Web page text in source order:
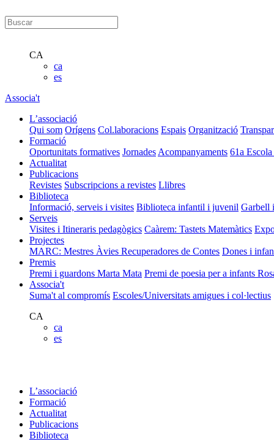
CA
ca
es
Associa't
L’associació
Qui som Orígens Col.laboracions Espais Organització
Formació
Oportunitats formatives Jornades Acompanyaments 61a Escola
Actualitat
Publicacions
Revistes Subscripcions a revistes Llibres
Biblioteca
Informació, serveis i visites Biblioteca infantil i juvenil Garbell
Serveis
Visites i Itineraris pedagògics Caàrem: Tastets Matemàtics
Projectes
MARC: Mestres Àvies Recuperadores de Contes Dones i
Premis
Premi i guardons Marta Mata Premi de poesia per a infants
Associa't
Suma't al compromís Escoles/Universitats amigues i col·lectius
CA
ca
es
L’associació
Formació
Actualitat
Publicacions
Biblioteca